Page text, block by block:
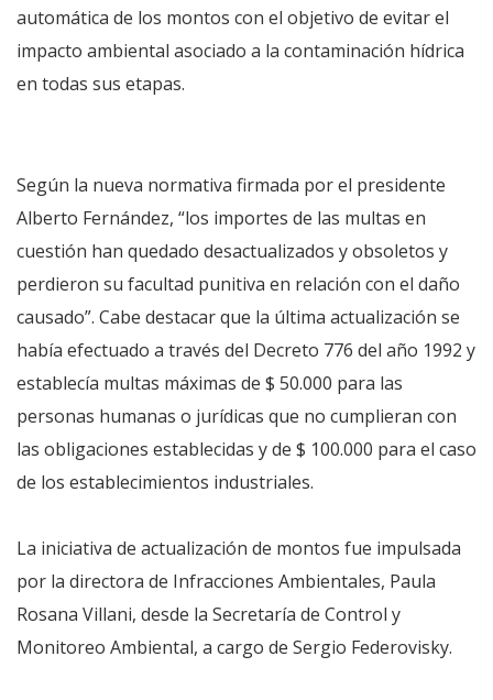
automática de los montos con el objetivo de evitar el
impacto ambiental asociado a la contaminación hídrica
en todas sus etapas.
Según la nueva normativa firmada por el presidente
Alberto Fernández, “los importes de las multas en
cuestión han quedado desactualizados y obsoletos y
perdieron su facultad punitiva en relación con el daño
causado”. Cabe destacar que la última actualización se
había efectuado a través del Decreto 776 del año 1992 y
establecía multas máximas de $ 50.000 para las
personas humanas o jurídicas que no cumplieran con
las obligaciones establecidas y de $ 100.000 para el caso
de los establecimientos industriales.
La iniciativa de actualización de montos fue impulsada
por la directora de Infracciones Ambientales, Paula
Rosana Villani, desde la Secretaría de Control y
Monitoreo Ambiental, a cargo de Sergio Federovisky.